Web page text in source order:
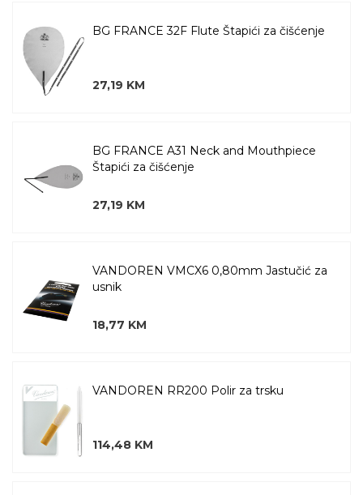
BG FRANCE 32F Flute Štapići za čišćenje
27,19 KM
BG FRANCE A31 Neck and Mouthpiece
Štapići za čišćenje
27,19 KM
VANDOREN VMCX6 0,80mm Jastučić za
usnik
18,77 KM
VANDOREN RR200 Polir za trsku
114,48 KM